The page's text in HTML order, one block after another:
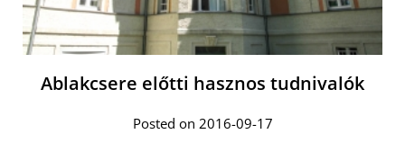
Ablakcsere előtti hasznos tudnivalók
Posted on 2016-09-17